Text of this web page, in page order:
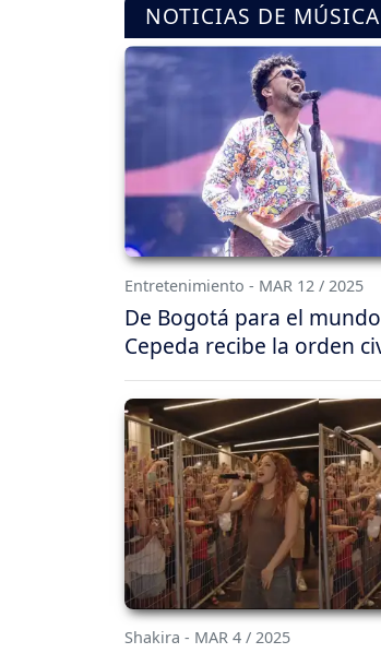
NOTICIAS DE MÚSICA
Entretenimiento - MAR 12 / 2025
De Bogotá para el
Cepeda recibe la orden
Shakira - MAR 4 / 2025